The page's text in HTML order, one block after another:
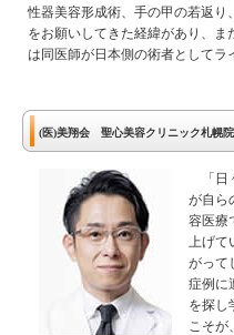
性器美容形成術、手の甲の若返
をお願いしてきた経緯があり、
は同医師が日本側の術者としてラ
(医)美翔会 聖心美容クリニック札幌
「日
が自ら
容医療
上げて
がって
症例に
を探し
こそが